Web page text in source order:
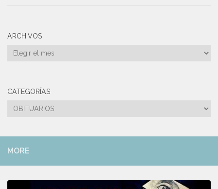
ARCHIVOS
Archivos
CATEGORÍAS
Categorías
MORE